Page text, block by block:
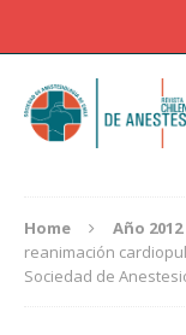
Home Año 2012
reanimación
Sociedad de